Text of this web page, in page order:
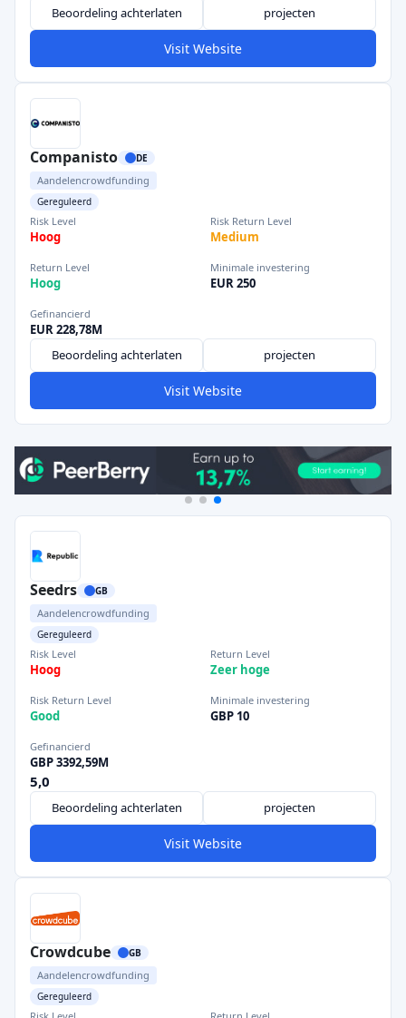
Beoordeling achterlaten
projecten
Visit Website
Companisto DE
Aandelencrowdfunding
Gereguleerd
Risk Level
Hoog
Risk Return Level
Medium
Return Level
Hoog
Minimale investering
EUR 250
Gefinancierd
EUR 228,78M
Beoordeling achterlaten
projecten
Visit Website
Seedrs GB
Aandelencrowdfunding
Gereguleerd
Risk Level
Hoog
Return Level
Zeer hoge
Risk Return Level
Good
Minimale investering
GBP 10
Gefinancierd
GBP 3392,59M
5,0
Beoordeling achterlaten projecten
Visit Website
Crowdcube GB
Aandelencrowdfunding
Gereguleerd